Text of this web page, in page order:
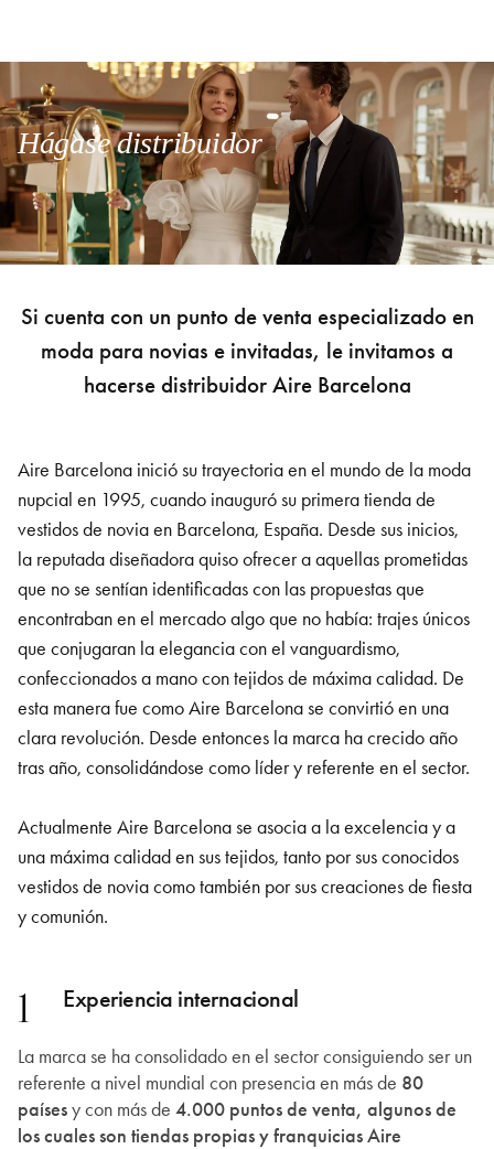
Hágase distribuidor
Si cuenta con un punto de venta especializado en
moda para novias e invitadas, le invitamos a
hacerse distribuidor Aire Barcelona
Aire Barcelona inició su trayectoria en el mundo de la moda
nupcial en 1995, cuando inauguró su primera tienda de
vestidos de novia en Barcelona, España. Desde sus inicios,
la reputada diseñadora quiso ofrecer a aquellas prometidas
que no se sentían identificadas con las propuestas que
encontraban en el mercado algo que no había: trajes únicos
que conjugaran la elegancia con el vanguardismo,
confeccionados a mano con tejidos de máxima calidad. De
esta manera fue como Aire Barcelona se convirtió en una
clara revolución. Desde entonces la marca ha crecido año
tras año, consolidándose como líder y referente en el sector.
Actualmente Aire Barcelona se asocia a la excelencia y a
una máxima calidad en sus tejidos, tanto por sus conocidos
vestidos de novia como también por sus creaciones de fiesta
y comunión.
1 Experiencia internacional
La marca se ha consolidado en el sector consiguiendo ser un
referente a nivel mundial con presencia en más de 80
paísesy con más de 4.000 puntos de venta, algunos de
los cuales son tiendas propias y franquicias Aire